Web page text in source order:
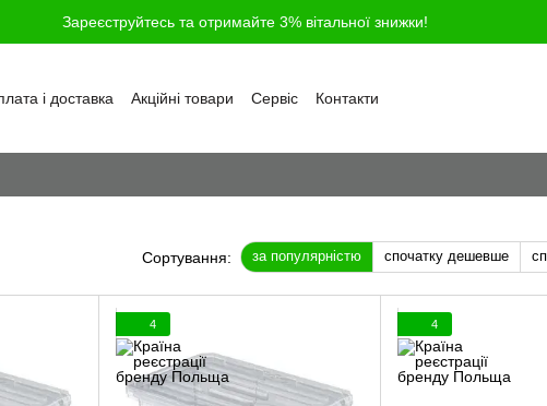
Зареєструйтесь та отримайте 3% вітальної знижки!
і доставка Акційні товари Сервіс
Контакти
Сортування: за популярністю спочатку дешевше
4 4